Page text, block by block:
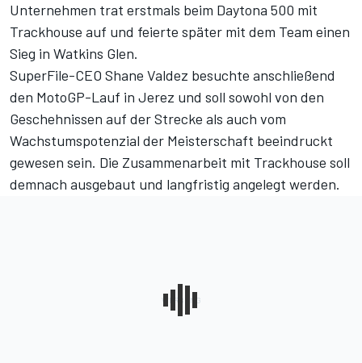
Unternehmen trat erstmals beim Daytona 500 mit
Trackhouse auf und feierte später mit dem Team einen
Sieg in Watkins Glen.
SuperFile-CEO Shane Valdez besuchte anschließend
den MotoGP-Lauf in Jerez und soll sowohl von den
Geschehnissen auf der Strecke als auch vom
Wachstumspotenzial der Meisterschaft beeindruckt
gewesen sein. Die Zusammenarbeit mit Trackhouse soll
demnach ausgebaut und langfristig angelegt werden.